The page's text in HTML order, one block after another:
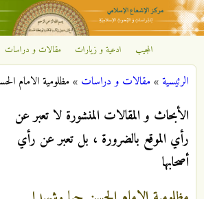
تجاوز إلى المحتوى الرئيسي
مركز
الإشعاع
الإسلامي
المجيب ادعية و زيارات مقالات و دراسات
أنت هنا
الرئيسية»مقالات و دراسات »مظلومية الامام
الأبحاث و المقالات المنشورة لا تعبر عن
رأي الموقع بالضرورة ، بل تعبر عن رأي
أصحابها